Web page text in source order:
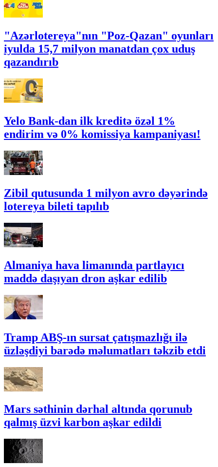
"Azərlotereya"nın "Poz-Qazan" oyunları
iyulda 15,7 milyon manatdan çox uduş
qazandırıb
Yelo Bank-dan ilk kreditə özəl 1%
endirim və 0% komissiya kampaniyası!
Zibil qutusunda 1 milyon avro dəyərində
lotereya bileti tapılıb
Almaniya hava limanında partlayıcı
maddə daşıyan dron aşkar edilib
Tramp ABŞ-ın sursat çatışmazlığı ilə
üzləşdiyi barədə məlumatları təkzib etdi
Mars səthinin dərhal altında qorunub
qalmış üzvi karbon aşkar edildi